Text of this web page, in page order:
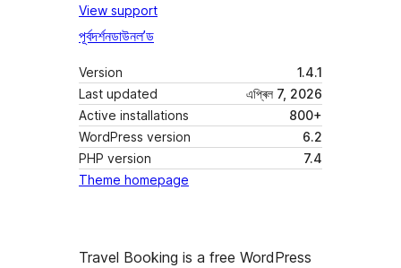
View support
পূৰ্বদৰ্শনডাউনল’ড
Version
1.4.1
Last updated
এপ্ৰিল 7, 2026
Active installations
800+
WordPress version
6.2
PHP version
7.4
Theme homepage
Travel Booking is a free WordPress